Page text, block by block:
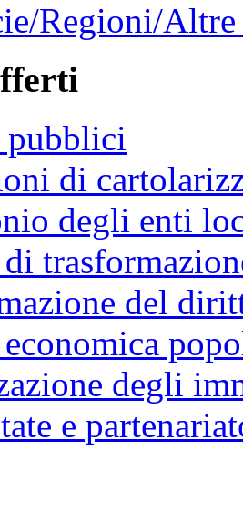
Regioni/
di
degli enti
del
degli
e